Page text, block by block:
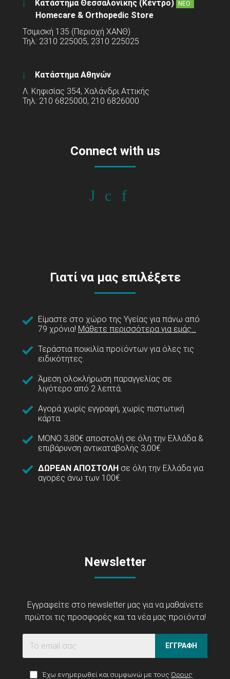
Κατάστημα Θεσσαλονίκης (Κέντρο) ΝΕΟ
Homecare & Orthopedic Store
Τσιμισκή 135 (Περιοχή ΧΑΝΘ)
Τηλ: 2310 225005, 2310 225025
Κατάστημα Αθηνών
Λ. Κηφισίας 354, Χαλάνδρι Αττικής
Τηλ: 210 6825000, 210 6826000
Connect with us
Γιατί να μας επιλέξετε
Είμαστε στο χώρο της Υγείας για πάνω από
79 χρόνια! Μάθετε περισσότερα για εμάς...
Τεράστια ποικιλία προϊόντων για όλες τις
ειδικότητες.
Άμεση ολοκλήρωση παραγγελίας σε
λιγότερο από 2 λεπτά.
Αγορά χωρίς εγγραφή, χωρίς πιστωτική
κάρτα.
ΜΟΝΟ 3,80€ αποστολή σε όλη την Ελλάδα &
επιβάρυνση αντικαταβολής 3,00€.
ΔΩΡΕΑΝ ΑΠΟΣΤΟΛΗ σε όλη την Ελλάδα για
αγορές άνω των 100€.
Newsletter
Εγγραφείτε στο newsletter μας για να μαθαίνετε
πρώτοι τις προσφορές και τα νέα μας προϊόντα!
ΕΓΓΡΑΦΗ
Έχω ενημερωθεί και συμφωνώ με τους Όρους